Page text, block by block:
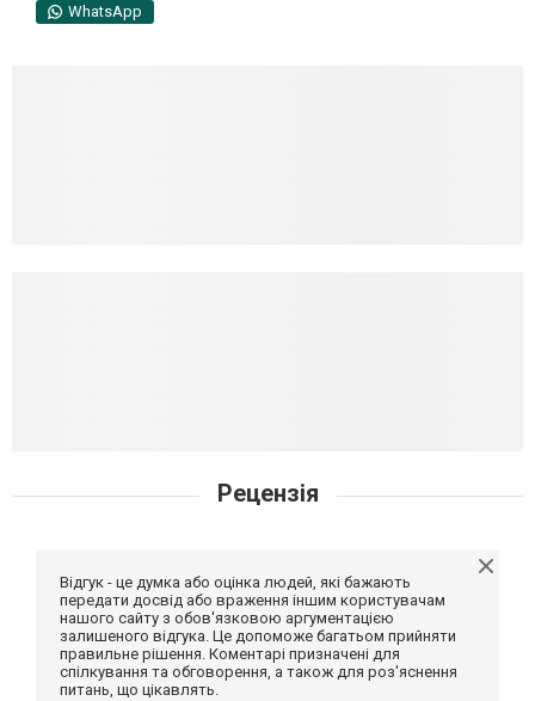
WhatsApp
Рецензія
Відгук - це думка або оцінка людей, які бажають
передати досвід або враження іншим користувачам
нашого сайту з обов'язковою аргументацією
залишеного відгука. Це допоможе багатьом прийняти
правильне рішення. Коментарі призначені для
спілкування та обговорення, а також для роз'яснення
питань, що цікавлять.